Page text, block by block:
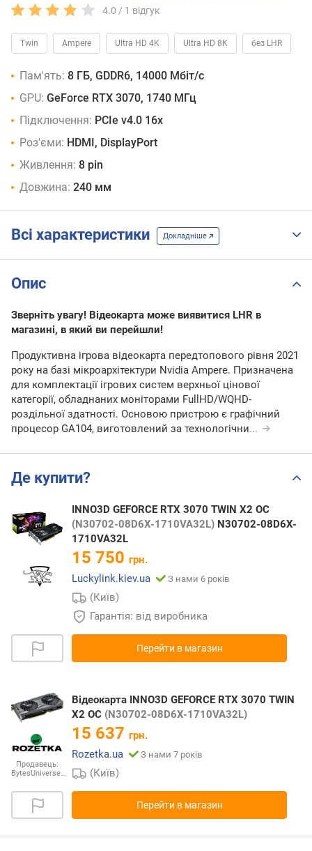
4.0 / 1 відгук
Twin Ampere Ultra HD 4K Ultra HD 8K без LHR
Пам'ять: 8 ГБ, GDDR6, 14000 Мбіт/с
GPU: GeForce RTX 3070, 1740 МГц
Підключення: PCIe v4.0 16x
Роз'єми: HDMI, DisplayPort
Живлення: 8 pin
Довжина: 240 мм
Всі характеристики Докладніше
Опис
Зверніть увагу! Відеокарта може виявитися LHR в
магазині, в який ви перейшли!
Продуктивна ігрова відеокарта передтопового рівня 2021
року на базі мікроархітектури Nvidia Ampere. Призначена
для комплектації ігрових систем верхньої цінової
категорії, обладнаних моніторами FullHD/WQHD-
роздільної здатності. Основою пристрою є графічний
процесор GA104, виготовлений за технологічни...
Де купити?
INNO3D GEFORCE RTX 3070 TWIN X2 OC
(N30702-08D6X-1710VA32L) N30702-08D6X-
1710VA32L
15 750 грн.
Luckylink.kiev.ua
З нами 6 років
(Київ)
Гарантія: від виробника
Перейти в магазин
Продавець:
BytesUniverse…
Відеокарта INNO3D GEFORCE RTX 3070 TWIN
X2 OC (N30702-08D6X-1710VA32L)
15 637 грн.
Rozetka.ua
З нами 7 років
(Київ)
Перейти в магазин